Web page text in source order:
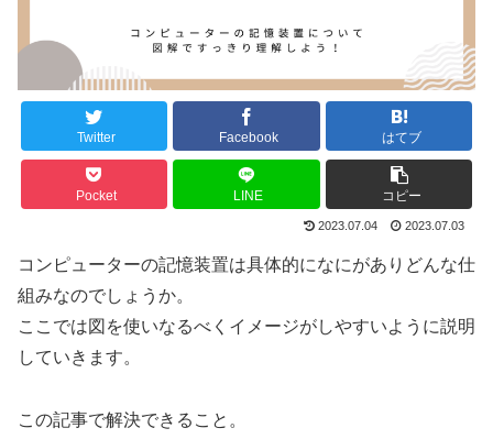
Twitter Facebook はてブ
Pocket LINE コピー
2023.07.04 2023.07.03
コンピューターの記憶装置は具体的になにがありどんな仕
組みなのでしょうか。
ここでは図を使いなるべくイメージがしやすいように説明
していきます。
この記事で解決できること。